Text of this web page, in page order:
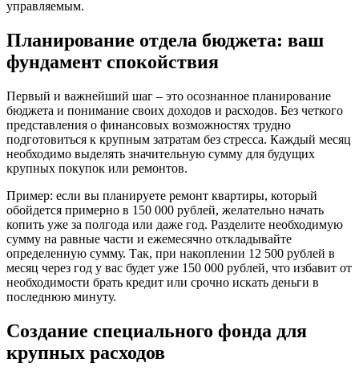
управляемым.
Планирование отдела бюджета: ваш
фундамент спокойствия
Первый и важнейший шаг – это осознанное планирование
бюджета и понимание своих доходов и расходов. Без четкого
представления о финансовых возможностях трудно
подготовиться к крупным затратам без стресса. Каждый месяц
необходимо выделять значительную сумму для будущих
крупных покупок или ремонтов.
Пример: если вы планируете ремонт квартиры, который
обойдется примерно в 150 000 рублей, желательно начать
копить уже за полгода или даже год. Разделите необходимую
сумму на равные части и ежемесячно откладывайте
определенную сумму. Так, при накоплении 12 500 рублей в
месяц через год у вас будет уже 150 000 рублей, что избавит от
необходимости брать кредит или срочно искать деньги в
последнюю минуту.
Создание специального фонда для
крупных расходов